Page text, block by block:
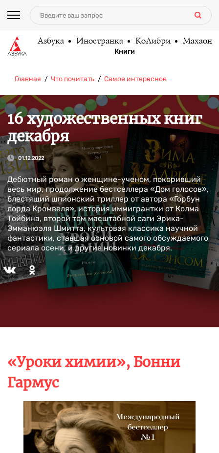
Азбука Иностранка КоЛибри Махаон
Книги
Главная Что почитать Самое интересное
16 художественных книг
декабря
01.12.2022
Дебютный роман о женщине-ученом, покоривший
весь мир, продолжение бестселлера «Дом голосов»,
блестящий шпионский триллер от автора «Горбун
лорда Кромвеля», история иммигрантки от Колма
Тойбина, второй том масштабной саги Эрика-
Эмманюэля Шмитта, культовая классика научной
фантастики, ставшая основой самого обсуждаемого
сериала осени, и другие новинки декабря.
«Уроки химии», Бонни
Гармус